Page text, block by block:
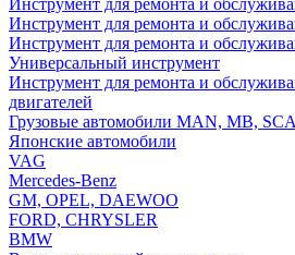
Инструмент для ремонта и
Инструмент для ремонта и
Инструмент для ремонта и
Универсальный инструмент
Инструмент для ремонта и
двигателей
Грузовые автомобили MAN, MB,
Японские автомобили
VAG
Mercedes-Benz
GM, OPEL, DAEWOO
FORD, CHRYSLER
BMW